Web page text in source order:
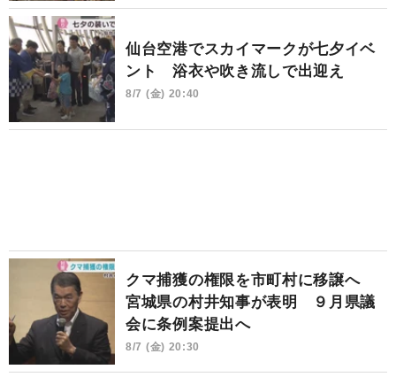
仙台空港でスカイマークが七夕イベ
ント 浴衣や吹き流しで出迎え
8/7 (金) 20:40
クマ捕獲の権限を市町村に移譲へ
宮城県の村井知事が表明 ９月県議
会に条例案提出へ
8/7 (金) 20:30